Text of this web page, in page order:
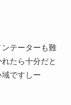
テーターも難
たら十分だと
ですしー